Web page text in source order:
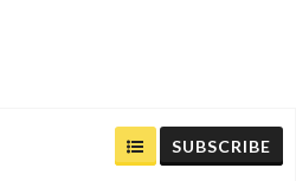
SUBSCRIBE